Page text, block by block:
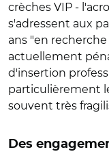
crèches VIP -
s'adressent aux
ans "en
actuellement
d'insertion
particulièrement
souvent très
Des